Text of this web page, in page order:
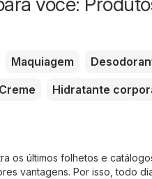
Maquiagem
Creme Hidratante
os últimos folhetos e
vantagens. Por isso, todo